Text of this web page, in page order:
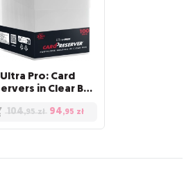
Ultra Pro: Card
Preservers in Clear Box (100)
104,95 zł 94,95 zł